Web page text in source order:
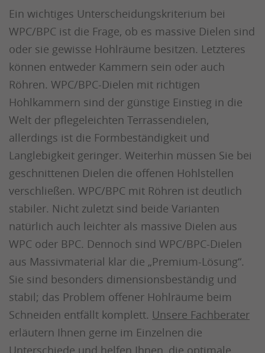
Ein wichtiges Unterscheidungskriterium bei
WPC/BPC ist die Frage, ob es massive Dielen sind
oder sie gewisse Hohlräume besitzen. Letzteres
können entweder Kammern sein oder auch
Röhren. WPC/BPC-Dielen mit richtigen
Hohlkammern sind der günstige Einstieg in die
Welt der pflegeleichten Terrassendielen,
allerdings ist die Formbeständigkeit und
Langlebigkeit geringer. Weiterhin müssen Sie bei
geschnittenen Dielen die offenen Hohlstellen
verschließen. WPC/BPC mit Röhren ist deutlich
stabiler. Nicht zuletzt sind beide Varianten
natürlich auch leichter als massive Dielen aus
WPC oder BPC. Dennoch sind WPC/BPC-Dielen
aus Massivmaterial klar die „Premium-Lösung“.
Sie sind besonders dimensionsbeständig und
stabil; das Problem offener Hohlräume beim
Schneiden entfällt komplett. Unsere Fachberater
erläutern Ihnen gerne im Einzelnen die